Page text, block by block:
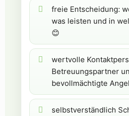
freie Entscheidung:
was leisten und in
😊
wertvolle
Betreuungspartner
bevollmächtigte
selbstverständlich